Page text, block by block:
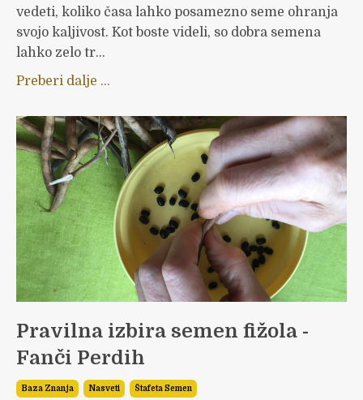
vedeti, koliko časa lahko posamezno seme ohranja
svojo kaljivost. Kot boste videli, so dobra semena
lahko zelo tr...
Preberi dalje ...
Pravilna izbira semen fižola -
Fanči Perdih
Baza Znanja Nasveti Štafeta Semen